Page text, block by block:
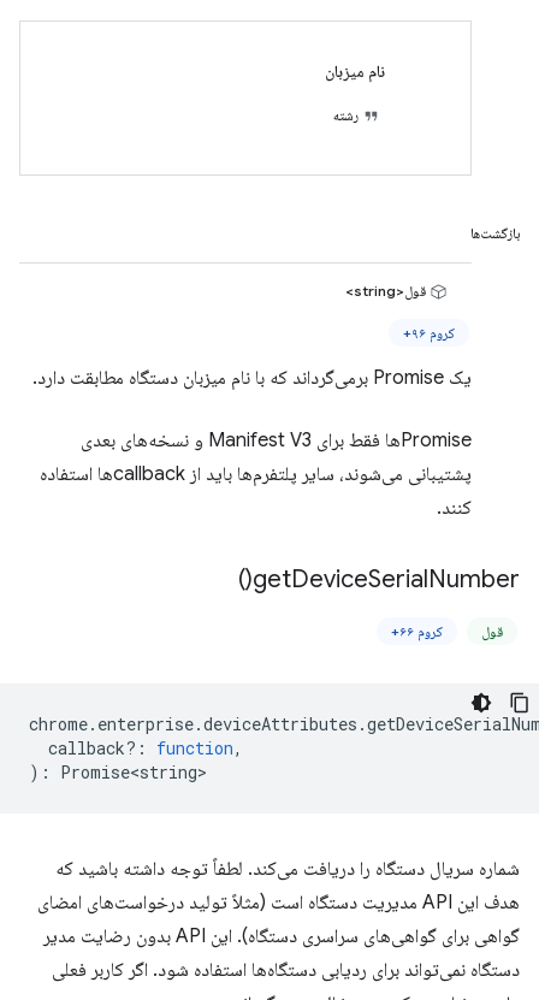
نام میزبان
رشته
بازگشت‌ها
قول<string>
کروم ۹۶+
یک Promise برمی‌گرداند که با نام میزبان دستگاه مطابقت دارد.
Promiseها فقط برای Manifest V3 و نسخه‌های بعدی
پشتیبانی می‌شوند، سایر پلتفرم‌ها باید از callbackها استفاده
کنند.
getDeviceSerialNumber(
)
قول کروم ۶۶+
chrome. enterprise.deviceAttributes .
callback? : function,
) : Promise<string>
شماره سریال دستگاه را دریافت می‌کند. لطفاً توجه داشته باشید که
هدف این API مدیریت دستگاه است (مثلاً تولید درخواست‌های امضای
گواهی برای گواهی‌های سراسری دستگاه). این API بدون رضایت مدیر
دستگاه نمی‌تواند برای ردیابی دستگاه‌ها استفاده شود. اگر کاربر فعلی